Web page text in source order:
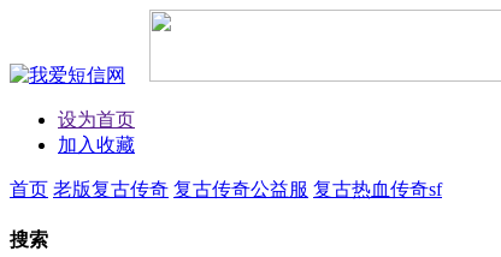
设为首页
加入收藏
首页 老版复古传奇 复古传奇公益服 复古热血传奇sf
搜索